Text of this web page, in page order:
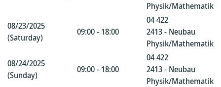
Physik/Mathematik
08/23/2025
(Saturday)
09:00 - 18:00
04 422
2413 - Neubau
Physik/Mathematik
08/24/2025
(Sunday)
09:00 - 18:00
04 422
2413 - Neubau
Physik/Mathematik